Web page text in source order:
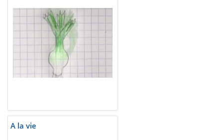
A la vie